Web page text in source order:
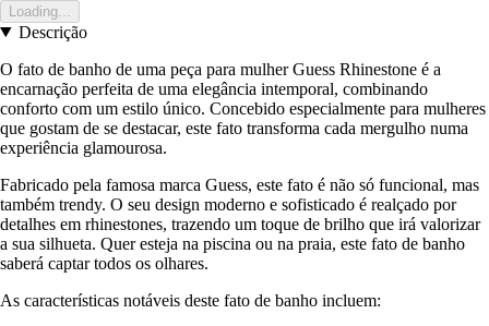
Loading...
Descrição
O fato de banho de uma peça para mulher Guess Rhinestone é a
encarnação perfeita de uma elegância intemporal, combinando
conforto com um estilo único. Concebido especialmente para mulheres
que gostam de se destacar, este fato transforma cada mergulho numa
experiência glamourosa.
Fabricado pela famosa marca Guess, este fato é não só funcional, mas
também trendy. O seu design moderno e sofisticado é realçado por
detalhes em rhinestones, trazendo um toque de brilho que irá valorizar
a sua silhueta. Quer esteja na piscina ou na praia, este fato de banho
saberá captar todos os olhares.
As características notáveis deste fato de banho incluem: